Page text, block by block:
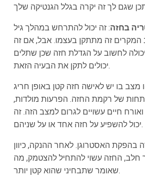
בחזה: זה יכול להתרחש במהלך גיל
המקרים זה מתתקן בעצמו. אבל, אם זה
לחשוב על הגדלת חזה שכן שתלים
יכולים לתקן את הבעיה הזאת.
מצב בו יש לאישה חזה קטן באופן חריג
של רקמת החזה. הפרעות מולדות,
חיים עשויים לגרום למצב הזה. זה
יכול להשפיע על חזה אחד או על שניהם.
בהפקת האסטרוגן. לאחר ההנקה, כיוון
חלב, החזה עשוי להתחיל להצטמק, מה
שאומר שתבחיני שהוא קטן יותר.